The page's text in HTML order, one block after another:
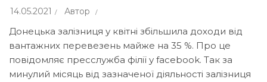
14.05.2021 Автор
Донецька залізниця у квітні збільшила доходи від
вантажних перевезень майже на 35 %. Про це
повідомляє пресслужба філії у facebook. Так за
минулий місяць від зазначеної діяльності залізниця